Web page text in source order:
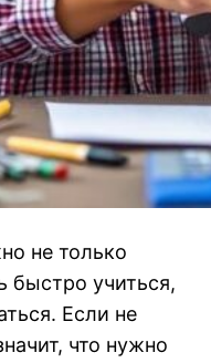
не только
быстро учиться,
Если не
что нужно